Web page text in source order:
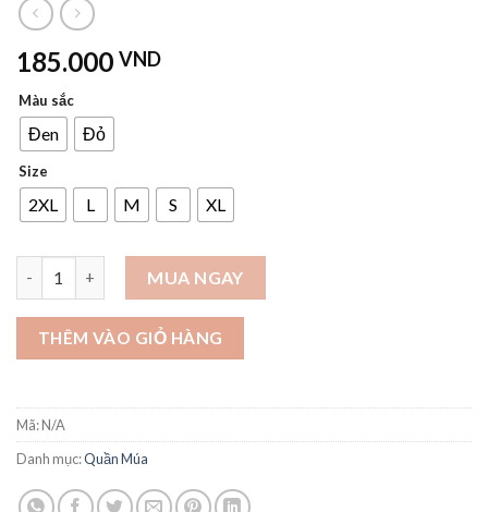
185.000 VND
Màu sắc
Đen Đỏ
Size
2XL L M S XL
MUA NGAY
THÊM VÀO GIỎ HÀNG
Mã:N/A
Danh mục:Quần Múa